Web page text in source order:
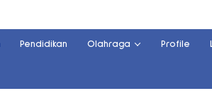
Pendidikan Olahraga Profile